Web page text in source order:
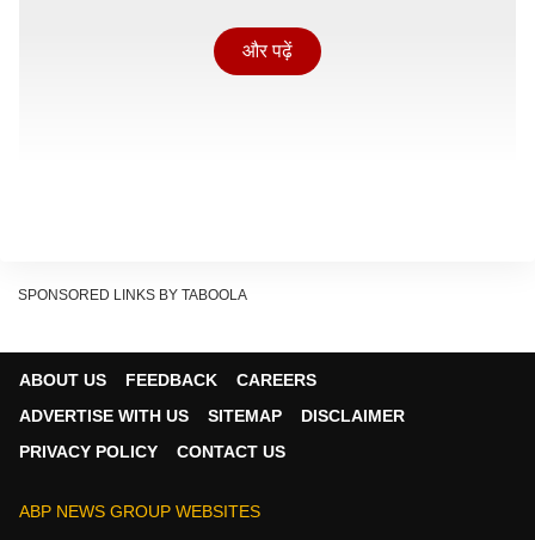
कर दी गई.
और पढ़ें
SPONSORED LINKS BY TABOOLA
ABOUT US FEEDBACK
CAREERS
ADVERTISE WITH US
SITEMAP
DISCLAIMER
PRIVACY POLICY
CONTACT US
ABP NEWS GROUP WEBSITES